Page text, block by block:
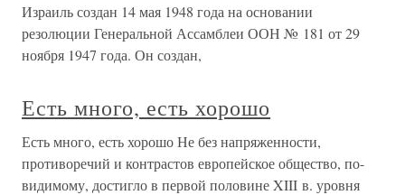
Израиль создан 14 мая 1948 года на основании
резолюции Генеральной Ассамблеи ООН № 181 от 29
ноября 1947 года. Он создан,
Есть много, есть хорошо
Есть много, есть хорошо Не без напряженности,
противоречий и контрастов европейское общество, по-
видимому, достигло в первой половине XIII в. уровня